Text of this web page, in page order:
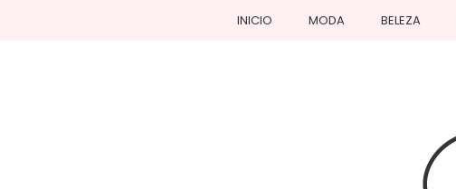
INICIO MODA BELEZA